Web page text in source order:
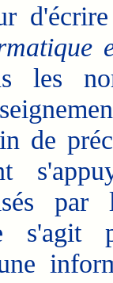
les
de
s'agit